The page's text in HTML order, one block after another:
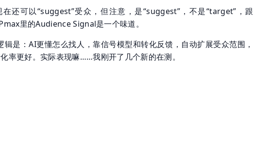
还可以“suggest”受众，但注意，是“suggest”，不是“target”，跟
里的Audience Signal是一个味道。
辑是：AI更懂怎么找人，靠信号模型和转化反馈，自动扩展受众范围，
率更好。实际表现嘛……我刚开了几个新的在测。